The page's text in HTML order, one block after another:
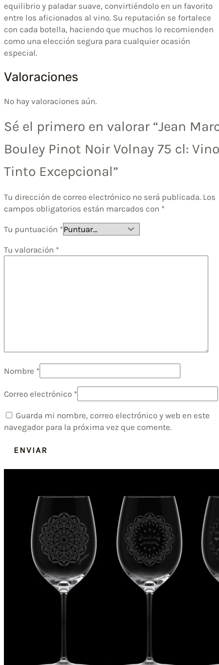
equilibrio y paladar suave, convirtiéndolo en un favorito
entre los aficionados al vino. Su reputación se fortalece
con cada botella, haciendo que muchos lo recomienden
como una elección segura para cualquier ocasión
especial.
Valoraciones
No hay valoraciones aún.
Sé el primero en valorar “Jean
Bouley Pinot Noir Volnay 75 cl: Vino
Tinto Excepcional”
Tu dirección de correo electrónico no será publicada. Los
campos obligatorios están marcados con *
Tu puntuación *
Tu valoración *
Nombre *
Correo electrónico *
Guarda mi nombre, correo electrónico y web en este
navegador para la próxima vez que comente.